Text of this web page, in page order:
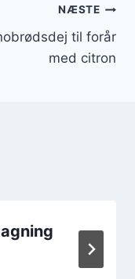
NÆSTE
til forår
med citron